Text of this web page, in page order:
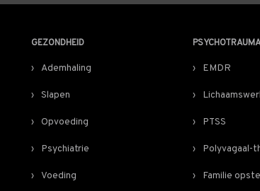
GEZONDHEID
Ademhaling
Slapen
Opvoeding
Psychiatrie
Voeding
EMDR
PTSS
Polyvagaal-
Familie